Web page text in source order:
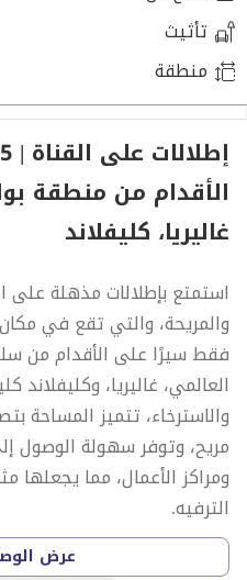
تأثيث
منطقة
الأقدام من منطقة
غاليريا، كليفلاند
استمتع بإطلالات مذهلة على
فقط سيرًا على الأقدام من
العالمي، غاليريا، وكليفلاند
والاسترخاء، تتميز المساحة
مريح، وتوفر سهولة الوصول
ومراكز الأعمال، مما يجعلها
الترفيه.
عرض